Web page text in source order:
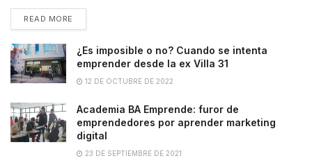
READ MORE
¿Es imposible o no? Cuando se intenta
emprender desde la ex Villa 31
12 DE OCTUBRE DE 2022
Academia BA Emprende: furor de
emprendedores por aprender marketing
digital
23 DE SEPTIEMBRE DE 2021